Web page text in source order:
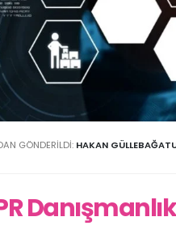
GÖNDERILDI: HAKAN